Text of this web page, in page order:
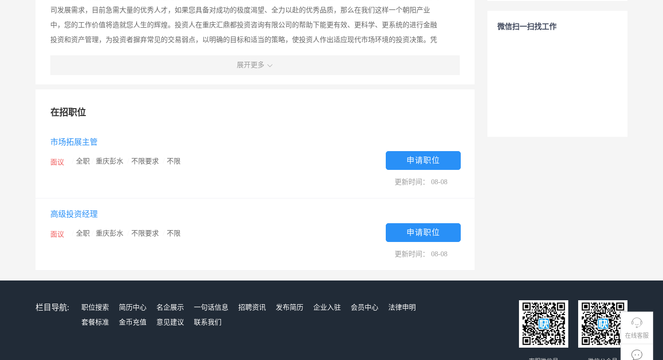
在线客服
司发展需求，目前急需大量的优秀人才，如果您具备对成功的极度渴望、全力以赴的优秀品质，那么在我们这样一个朝阳产业
中，您的工作价值将造就您人生的辉煌。投资人在重庆汇鼎都投资咨询有限公司的帮助下能更有效、更科学、更系统的进行金融
投资和资产管理，为投资者摒弃常见的交易弱点，以明确的目标和适当的策略，使投资人作出适应现代市场环境的投资决策。凭
定，更得到海内外更多金融机构的信赖和支持。 我们是金融服务的先驱者欢迎各行各业的精英，投入到我们的行列中来，公司将
展开更多
在招职位
市场拓展主管
面议 全职 重庆彭水 不限要求 不限 申请职位
更新时间： 08-08
高级投资经理
面议 全职 重庆彭水 不限要求 不限 申请职位
更新时间： 08-08
微信扫一扫找工作
栏目导航: 职位搜索 简历中心 名企展示 一句话信息 招聘资讯 发布简历 企业入驻 会员中心
法律申明
套餐标准
金币充值 意见建议 联系我们